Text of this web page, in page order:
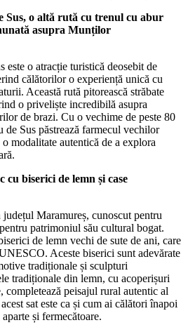
Sus, o altă rută cu trenul cu abur
asupra Munților
este o atracție turistică deosebit de
călătorilor o experiență unică cu
Această rută pitorească străbate
o priveliște incredibilă asupra
de brazi. Cu o vechime de peste 80
de Sus păstrează farmecul vechilor
modalitate autentică de a explora
cu biserici de lemn și case
județul Maramureș, cunoscut pentru
patrimoniul său cultural bogat.
de lemn vechi de sute de ani, care
Aceste biserici sunt adevărate
tradiționale și sculpturi
tradiționale din lemn, cu acoperișuri
completează peisajul rural autentic al
sat este ca și cum ai călători înapoi
și fermecătoare.